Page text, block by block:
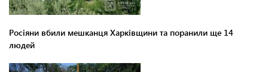
Росіяни вбили мешканця Харківщини та поранили ще 14
людей